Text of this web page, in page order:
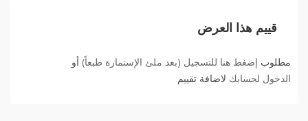
قييم هذا العرض
مطلوب إضغط هنا للتسجيل (بعد ملئ الإستمارة طبعاً) أو
الدخول لحسابك لاضافة تقييم